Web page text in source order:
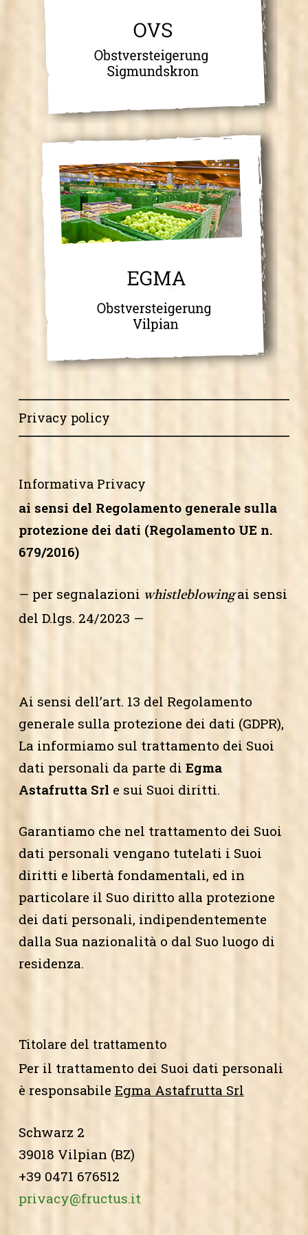
Privacy policy
Informativa Privacy
ai sensi del Regolamento generale sulla
protezione dei dati (Regolamento UE n.
679/2016)
— per segnalazioni whistleblowingai sensi
del D.lgs. 24/2023 —
Ai sensi dell’art. 13 del Regolamento
generale sulla protezione dei dati (GDPR),
La informiamo sul trattamento dei Suoi
dati personali da parte di Egma
Astafrutta Srl e sui Suoi diritti.
Garantiamo che nel trattamento dei Suoi
dati personali vengano tutelati i Suoi
diritti e libertà fondamentali, ed in
particolare il Suo diritto alla protezione
dei dati personali, indipendentemente
dalla Sua nazionalità o dal Suo luogo di
residenza.
Titolare del trattamento
Per il trattamento dei Suoi dati personali
è responsabile Egma Astafrutta Srl
Schwarz 2
39018 Vilpian (BZ)
+39 0471 676512
privacy@fructus.it